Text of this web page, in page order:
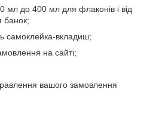
мл до 400 мл для флаконів і від
банок;
самоклейка-вкладиш;
на сайті;
вашого замовлення